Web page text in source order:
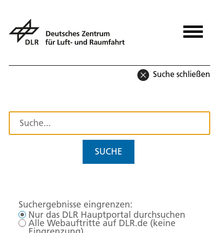
Suche schließen
SUCHE
Suchergebnisse eingrenzen:
Nur das DLR Hauptportal durchsuchen
Alle Webauftritte auf DLR.de (keine